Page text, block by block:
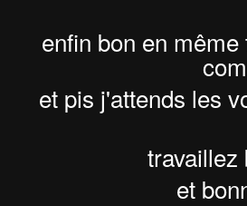
enfin bon en
et pis j'attends les
travaillez
et